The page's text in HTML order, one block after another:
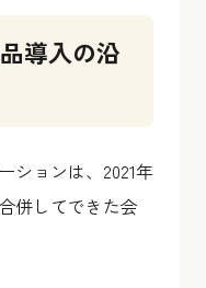
導入の沿
ションは、2021年
併してできた会